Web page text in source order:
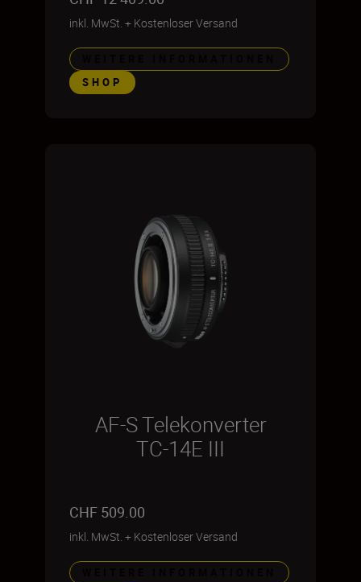
inkl. MwSt. + Kostenloser Versand
SHOP
AF-S Telekonverter
TC-14E III
CHF 509.00
inkl. MwSt. + Kostenloser Versand